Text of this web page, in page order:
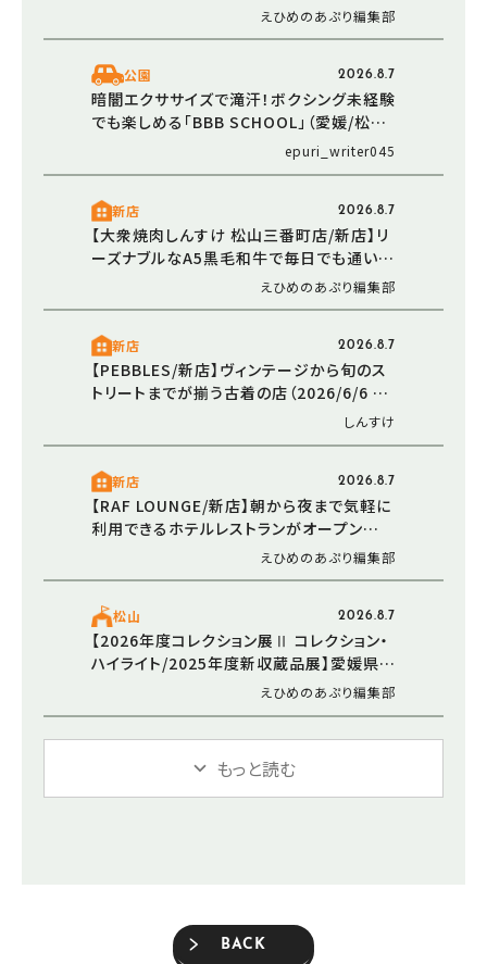
えひめのあぷり編集部
公園 2026.8.7
暗闇エクササイズで滝汗！ボクシング未経験
でも楽しめる「BBB SCHOOL」（愛媛/松山
epuri_writer045
新店 2026.8.7
【大衆焼肉しんすけ 松山三番町店/新店】リ
ーズナブルなA5黒毛和牛で毎日でも通いた
くなる焼肉店オープン（2026/5/16 愛媛/松
えひめのあぷり編集部
新店 2026.8.7
【PEBBLES/新店】ヴィンテージから旬のス
トリートまでが揃う古着の店（2026/6/6 愛
しんすけ
新店 2026.8.7
【RAF LOUNGE/新店】朝から夜まで気軽に
利用できるホテルレストランがオープン
（2026/5/30 愛媛/松山市）えひめのあぷり編集部
松山 2026.8.7
【2026年度コレクション展Ⅱ コレクション・
ハイライト/2025年度新収蔵品展】愛媛県美
術館で新たなアートと出会う感動のひとと
えひめのあぷり編集部
もっと読む
BACK